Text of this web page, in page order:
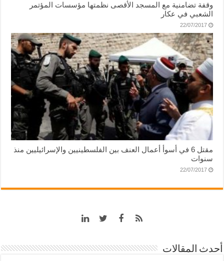
وقفة تضامنية مع المسجد الأقصى نظمتها مؤسسات المؤتمر
الشعبي في عكار
22/07/2017
مقتل 6 في أسوأ أعمال العنف بين الفلسطينيين والإسرائيليين منذ
سنوات
22/07/2017
أحدث المقالات